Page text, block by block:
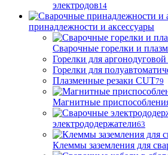
электродов14
принадлежности и аксессуары
Сварочные горелки и
Горелки для
Горелки для
Плазменные резаки CUT79
Магнитные
электрододержатели63
Клеммы заземления для